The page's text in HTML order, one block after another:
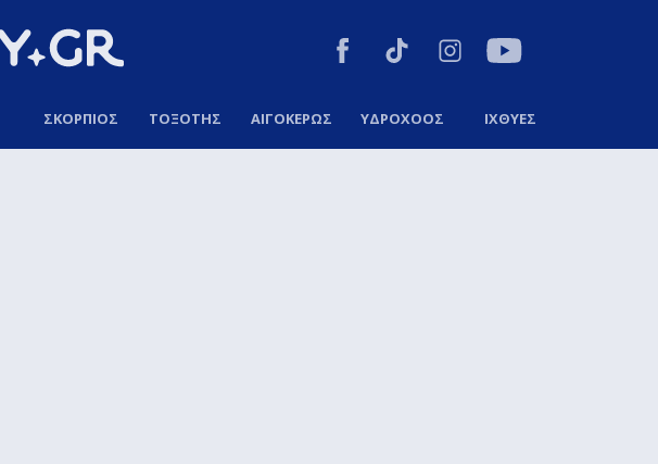
ΣΚΟΡΠΙΟΣ ΤΟΞΟΤΗΣ ΑΙΓΟΚΕΡΩΣ ΥΔΡΟΧΟΟΣ ΙΧΘΥΕΣ